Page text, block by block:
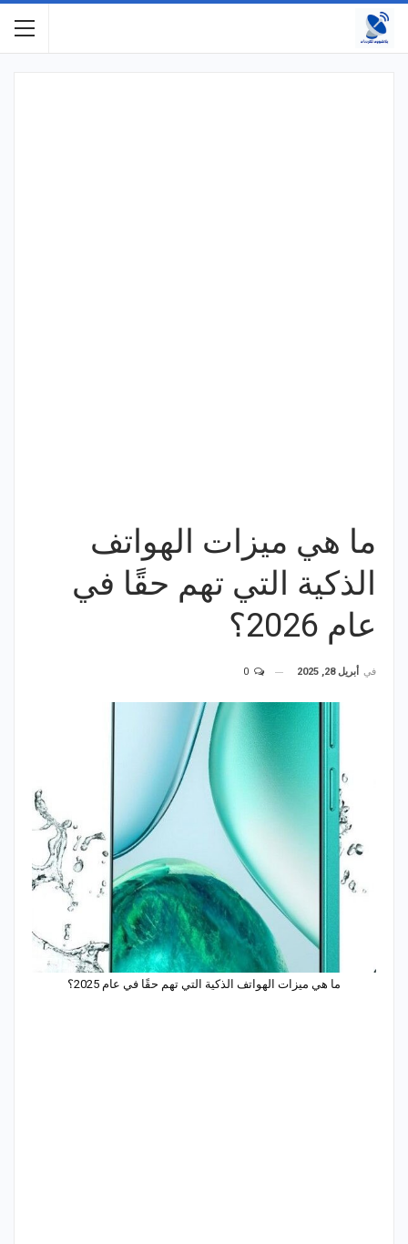
ما هي ميزات الهواتف
الذكية التي تهم حقًا في
عام 2026؟
في أبريل 28, 2025
ما هي ميزات الهواتف الذكية التي تهم حقًا في عام 2025؟